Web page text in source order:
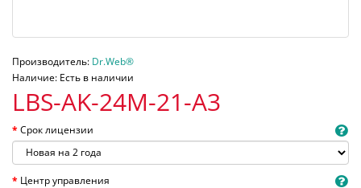
Производитель: Dr.Web®
Наличие: Есть в наличии
LBS-AK-24M-21-A3
Срок лицензии
Центр управления